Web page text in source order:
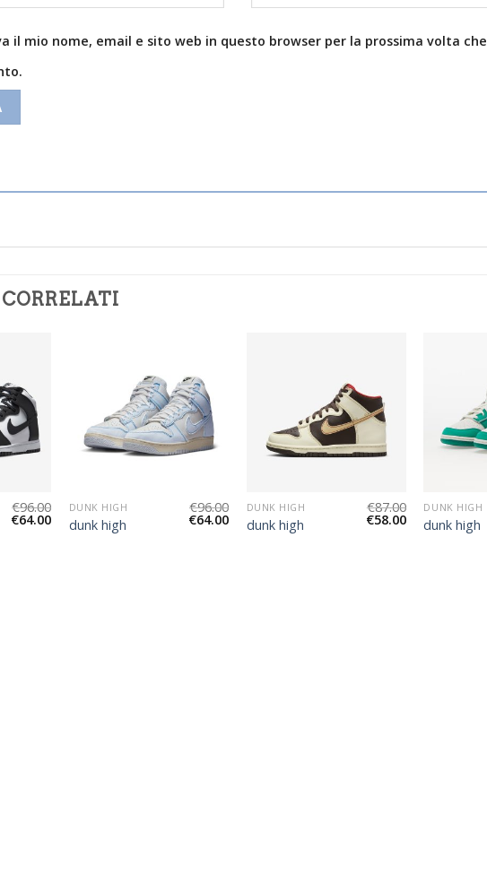
il mio nome, email e sito web in questo browser per la prossima volta che
€96.00
€64.00
DUNK HIGH
dunk high
€96.00
€64.00
DUNK HIGH
dunk high
€87.00
€58.00
DUNK HIGH
dunk high